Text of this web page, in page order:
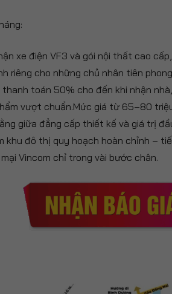
xe điện VF3 và gói nội thất cao
riêng cho những chủ nhân tiên
toán 50% cho đến khi nhận
vượt chuẩn.Mức giá từ 65–80
giữa đẳng cấp thiết kế và giá trị
khu đô thị quy hoạch hoàn chỉnh –
Vincom chỉ trong vài bước chân.